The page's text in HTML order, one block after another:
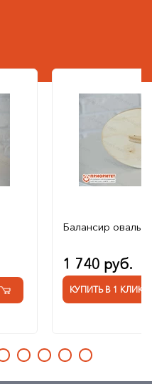
Балансир
1 740 руб.
КУПИТЬ В 1 КЛИК